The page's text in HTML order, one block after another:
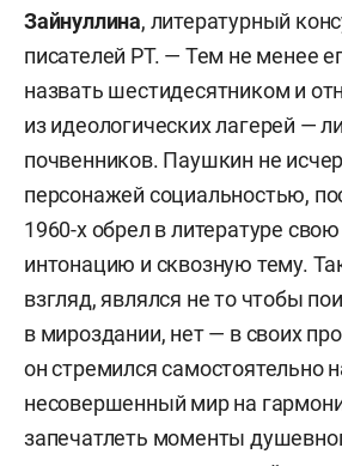
Зайнуллина, литературный
писателей РТ. — Тем не менее
назвать шестидесятником и
из идеологических лагерей —
почвенников. Паушкин не
персонажей социальностью,
1960-х обрел в литературе
интонацию и сквозную тему.
взгляд, являлся не то чтобы
в мироздании, нет — в своих
он стремился самостоятельно
несовершенный мир на
запечатлеть моменты